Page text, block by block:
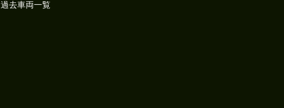
過去車両一覧